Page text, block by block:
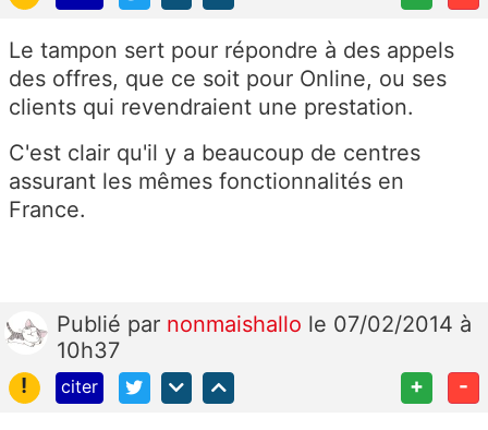
Le tampon sert pour répondre à des appels
des offres, que ce soit pour Online, ou ses
clients qui revendraient une prestation.
C'est clair qu'il y a beaucoup de centres
assurant les mêmes fonctionnalités en
France.
Publié par nonmaishallo le 07/02/2014 à
10h37
!
citer + -